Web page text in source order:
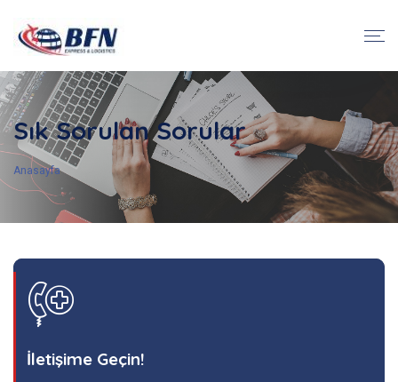
Sık Sorulan Sorular
Anasayfa
İletişime Geçin!